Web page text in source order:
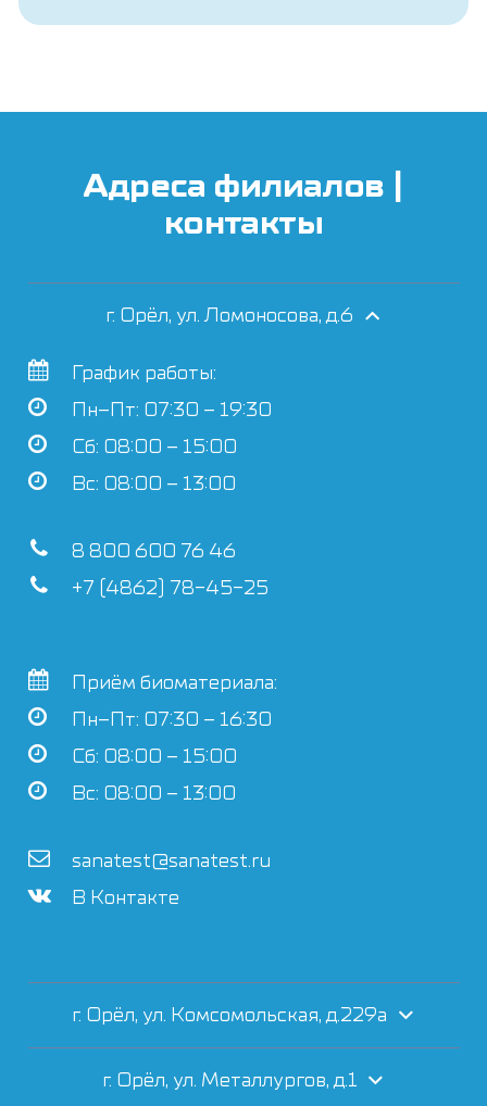
Адреса филиалов |
контакты
г. Орёл, ул. Ломоносова, д.6
График работы:
Пн–Пт: 07:30 – 19:30
Сб: 08:00 – 15:00
Вс: 08:00 – 13:00
8 800 600 76 46
+7 (4862) 78-45-25
Приём биоматериала:
Пн–Пт: 07:30 – 16:30
Сб: 08:00 – 15:00
Вс: 08:00 – 13:00
sanatest@sanatest.ru
В Контакте
г. Орёл, ул. Комсомольская, д.229а
г. Орёл, ул. Металлургов, д.1